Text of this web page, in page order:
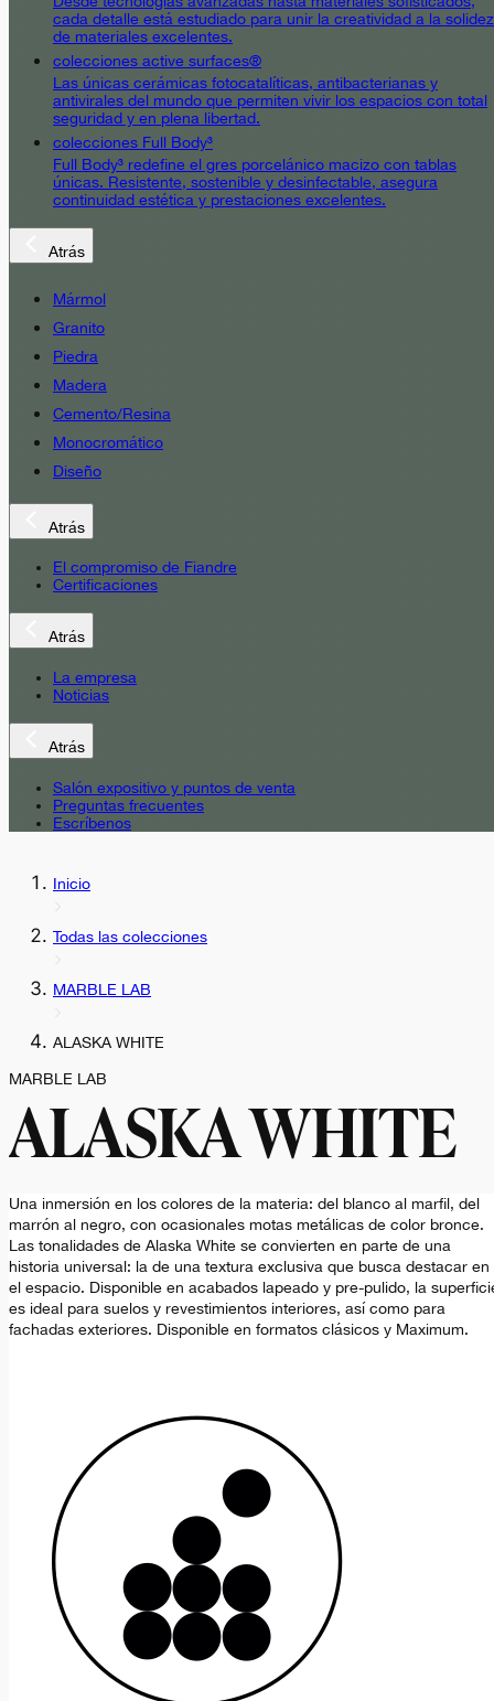
cada detalle está estudiado para unir la creatividad a la solidez
de materiales excelentes.
colecciones active surfaces®
Las únicas cerámicas fotocatalíticas, antibacterianas y
antivirales del mundo que permiten vivir los espacios con total
seguridad y en plena libertad.
colecciones Full Body³
Full Body³ redefine el gres porcelánico macizo con tablas
únicas. Resistente, sostenible y desinfectable, asegura
continuidad estética y prestaciones excelentes.
Atrás
Mármol
Granito
Piedra
Madera
Cemento/Resina
Monocromático
Diseño
Atrás
El compromiso de Fiandre
Certificaciones
Atrás
La empresa
Noticias
Atrás
Salón expositivo y puntos de venta
Preguntas frecuentes
Escríbenos
Inicio
Todas las colecciones
MARBLE LAB
ALASKA WHITE
MARBLE LAB
ALASKA WHITE
Una inmersión en los colores de la materia: del blanco al marfil, del
marrón al negro, con ocasionales motas metálicas de color bronce.
Las tonalidades de Alaska White se convierten en parte de una
historia universal: la de una textura exclusiva que busca destacar en
el espacio. Disponible en acabados lapeado y pre-pulido, la
es ideal para suelos y revestimientos interiores, así como para
fachadas exteriores. Disponible en formatos clásicos y Maximum.